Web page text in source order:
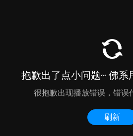
抱歉出了点小问题~ 佛系
很抱歉出现播放错误，错误
刷新